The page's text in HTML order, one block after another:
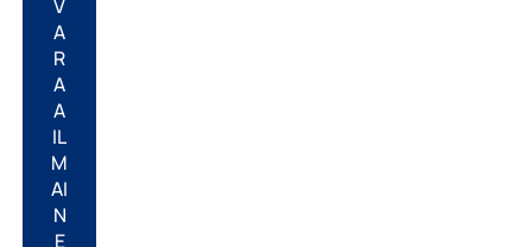
V
A
R
A
A
IL
M
AI
N
E